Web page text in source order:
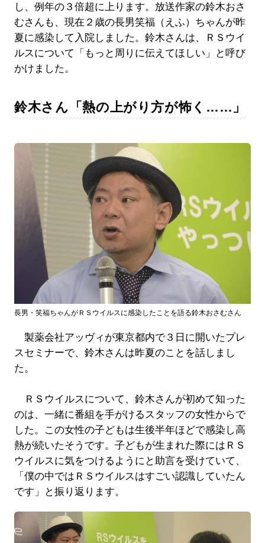
し、例年の３倍超に上ります。放送作家の鈴木おさ
むさんも、現在２歳の長男笑福（えふ）ちゃんが昨
夏に感染して入院しました。鈴木さんは、ＲＳウイ
ルスについて「もっと周りに伝えてほしい」と呼び
かけました。
鈴木さん「熱の上がり方が怖く……」
長男・笑福ちゃんがＲＳウイルスに感染したことを語る鈴木おさむさん
製薬会社アッヴィが東京都内で３日に開いたプレ
スセミナーで、鈴木さんは昨夏のことを話しまし
た。
ＲＳウイルスについて、鈴木さんが初めて知った
のは、一緒に番組を手がけるスタッフの女性からで
した。この女性の子どもは生後半年ほどで感染し高
熱が続いたそうです。子どもが生まれた際にはＲＳ
ウイルスに気をつけるようにと助言を受けていて、
「僕の中ではＲＳウイルスはすごい認識していたん
です」と振り返ります。